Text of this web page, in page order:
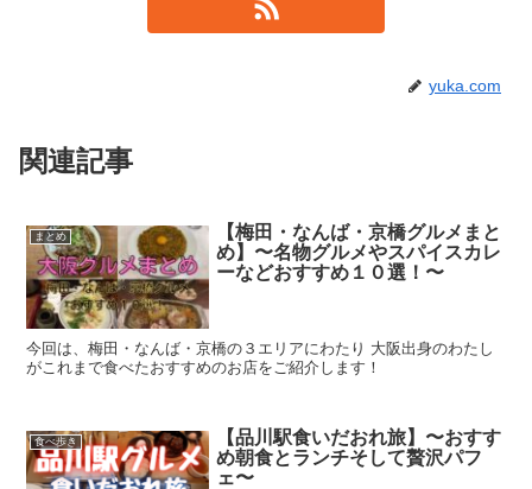
yuka.com
関連記事
まとめ
【梅田・なんば・京橋グルメまと
め】〜名物グルメやスパイスカレ
ーなどおすすめ１０選！〜
今回は、梅田・なんば・京橋の３エリアにわたり 大阪出身のわたし
がこれまで食べたおすすめのお店をご紹介します！
食べ歩き
【品川駅食いだおれ旅】〜おすす
め朝食とランチそして贅沢パフ
ェ〜